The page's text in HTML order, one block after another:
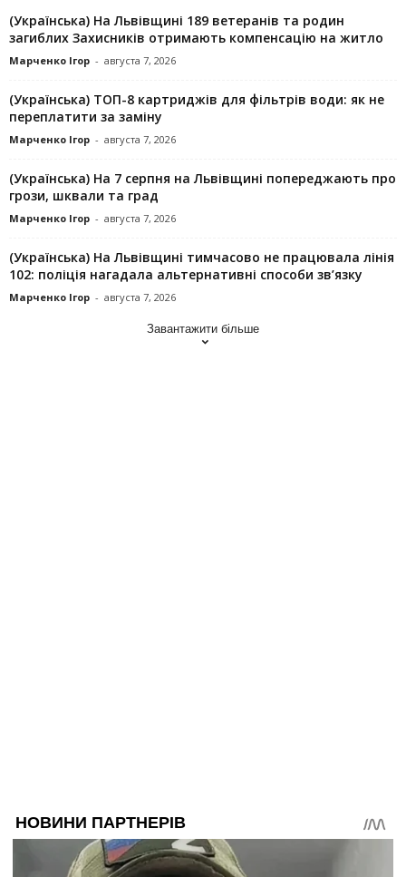
(Українська) На Львівщині 189 ветеранів та родин
загиблих Захисників отримають компенсацію на житло
Марченко Ігор - августа 7, 2026
(Українська) ТОП-8 картриджів для фільтрів води: як не
переплатити за заміну
Марченко Ігор - августа 7, 2026
(Українська) На 7 серпня на Львівщині попереджають про
грози, шквали та град
Марченко Ігор - августа 7, 2026
(Українська) На Львівщині тимчасово не працювала лінія
102: поліція нагадала альтернативні способи зв’язку
Марченко Ігор - августа 7, 2026
Завантажити більше